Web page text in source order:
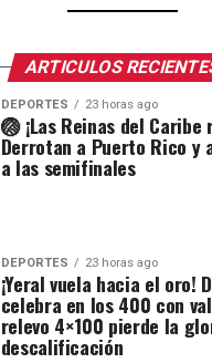
ARTICULOS
DEPORTES 23 horas ago
🏐 ¡Las Reinas del
Derrotan a Puerto Rico y
a las semifinales
DEPORTES 23 horas ago
¡Yeral vuela hacia el oro!
celebra en los 400 con
relevo 4×100 pierde la
descalificación